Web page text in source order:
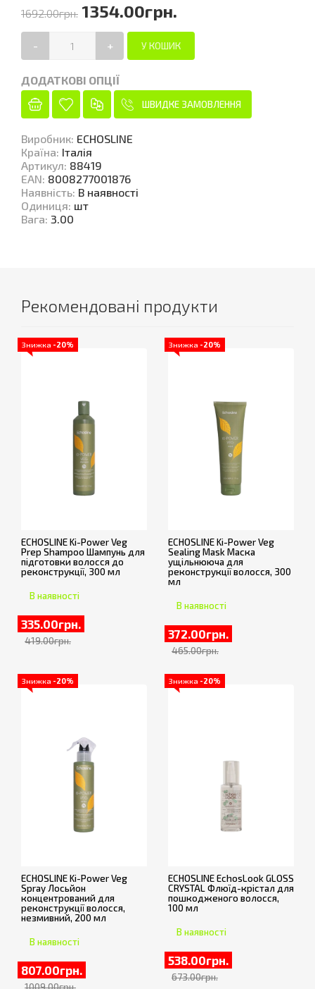
1692.00грн. 1354.00грн.
- +
ДОДАТКОВІ ОПЦІЇ
ШВИДКЕ ЗАМОВЛЕННЯ
Виробник: ECHOSLINE
Країна: Італія
Артикул: 88419
EAN: 8008277001876
Наявність: В наявності
Одиниця: шт
Вага: 3.00
Рекомендовані продукти
Знижка -20%
ECHOSLINE Ki-Power Veg
Prep Shampoo Шампунь для
підготовки волосся до
реконструкції, 300 мл
В наявності
335.00грн.
419.00грн.
Знижка -20%
ECHOSLINE Ki-Power Veg
Sealing Mask Маска
ущільнююча для
реконструкції волосся, 300
мл
В наявності
372.00грн.
465.00грн.
Знижка -20%
ECHOSLINE Ki-Power Veg
Spray Лосьйон
концентрований для
реконструкції волосся,
незмивний, 200 мл
В наявності
807.00грн.
1009.00грн.
Знижка -20%
ECHOSLINE EchosLook GLOSS
CRYSTAL Флюїд-крістал для
пошкодженого волосся,
100 мл
В наявності
538.00грн.
673.00грн.